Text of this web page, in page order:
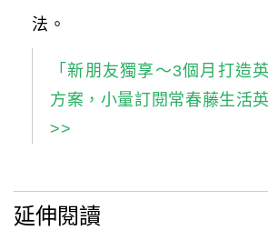
法。
「新朋友獨享～3個月打造
方案，小量訂閱常春藤生活
>>
延伸閱讀